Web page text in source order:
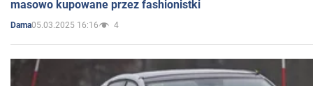
masowo kupowane przez fashionistki
Dama05.03.2025 16:16 4